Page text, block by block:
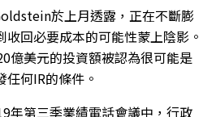
於上月透露，正在不斷膨
回必要成本的可能性蒙上陰影。
億美元的投資額被認為很可能是
何IR的條件。
年第三季業績電話會議中，行政